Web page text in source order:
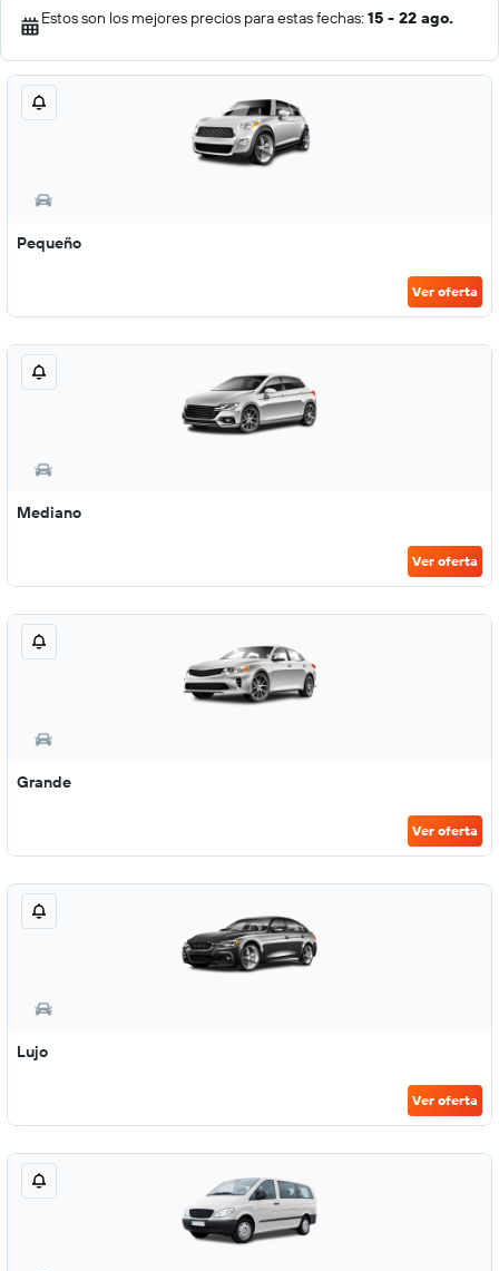
Estos son los mejores precios para estas fechas: 15 - 22 ago.
Pequeño
Ver oferta
Mediano
Ver oferta
Grande
Ver oferta
Lujo
Ver oferta